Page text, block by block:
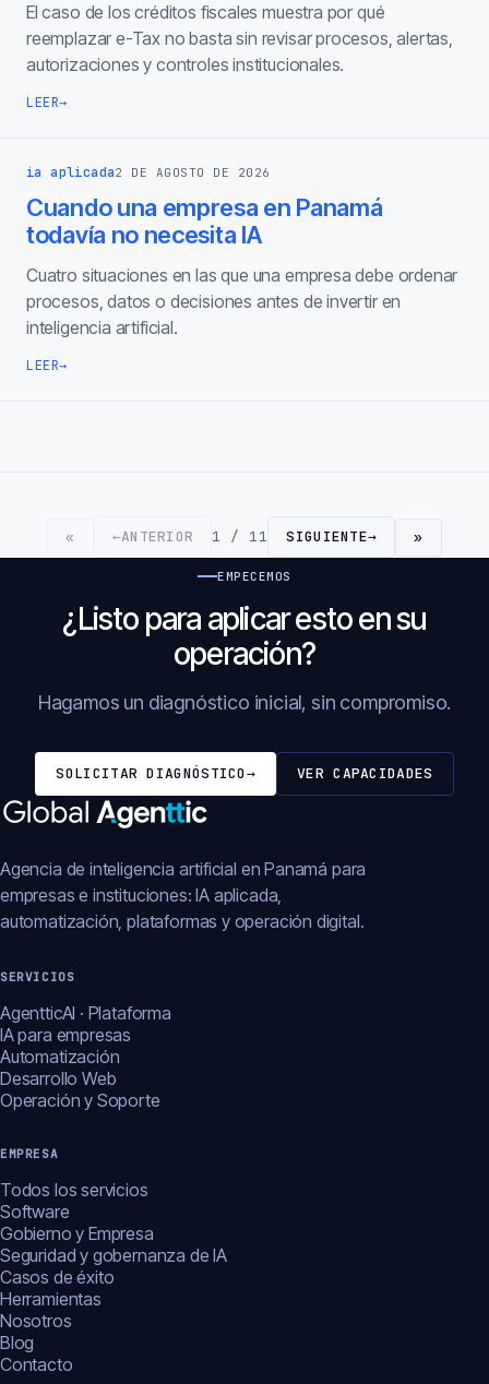
El caso de los créditos fiscales muestra por qué
reemplazar e-Tax no basta sin revisar procesos, alertas,
autorizaciones y controles institucionales.
LEER→
ia aplicada2 DE AGOSTO DE 2026
Cuando una empresa en Panamá
todavía no necesita IA
Cuatro situaciones en las que una empresa debe ordenar
procesos, datos o decisiones antes de invertir en
inteligencia artificial.
LEER→
« ←ANTERIOR 1 / 11 SIGUIENTE→ »
EMPECEMOS
¿Listo para aplicar esto en su
operación?
Hagamos un diagnóstico inicial, sin compromiso.
SOLICITAR DIAGNÓSTICO→ VER CAPACIDADES
Agencia de inteligencia artificial en Panamá para
empresas e instituciones: IA aplicada,
automatización, plataformas y operación digital.
SERVICIOS
AgentticAI · Plataforma
IA para empresas
Automatización
Desarrollo Web
Operación y Soporte
EMPRESA
Todos los servicios
Software
Gobierno y Empresa
Seguridad y gobernanza de IA
Casos de éxito
Herramientas
Nosotros
Blog
Contacto